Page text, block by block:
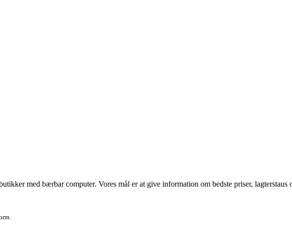
med bærbar computer. Vores mål er at give information om bedste priser, lagterstaus